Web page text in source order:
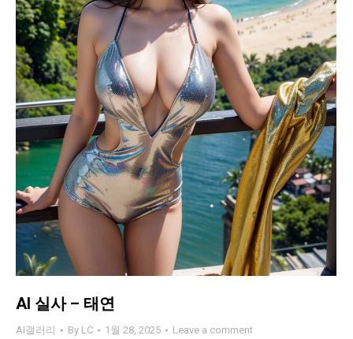
AI 실사 – 태연
AI갤러리 By LC 1월 28, 2025 Leave a comment